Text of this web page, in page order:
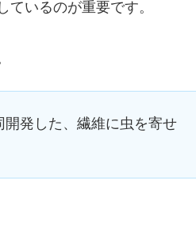
いるのが重要です。
開発した、繊維に虫を寄せ